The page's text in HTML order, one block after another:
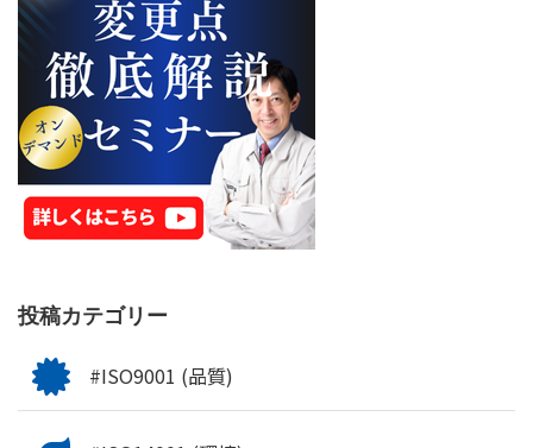
投稿カテゴリー
#ISO9001 (品質)